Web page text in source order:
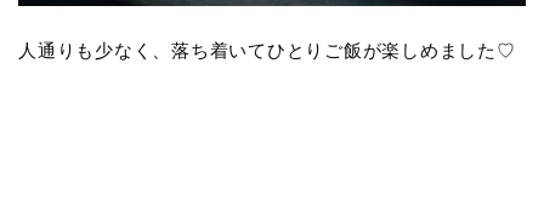
人通りも少なく、落ち着いてひとりご飯が楽しめました♡